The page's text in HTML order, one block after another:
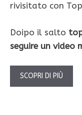
rivisitato con
Doipo il salto
seguire un video
SCOPRI DI PIÙ